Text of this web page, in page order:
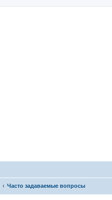
Часто задаваемые вопросы